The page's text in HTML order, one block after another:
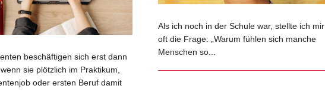
beschäftigen sich erst dann
sie plötzlich im Praktikum,
oder ersten Beruf damit
Als ich noch in der Schule war, stellte ich mir
oft die Frage: „Warum fühlen sich manche
Menschen so...